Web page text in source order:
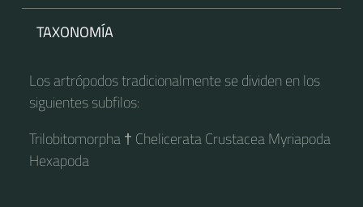
TAXONOMÍA
Los artrópodos tradicionalmente se dividen en los
siguientes subfilos:
Trilobitomorpha † Chelicerata Crustacea Myriapoda
Hexapoda